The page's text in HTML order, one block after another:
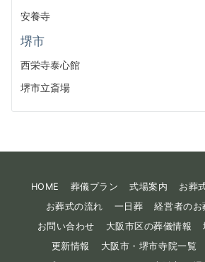
安養寺
堺市
西栄寺泰心館
堺市立斎場
HOME 葬儀プラン 式場案内 お葬
お葬式の流れ
一日葬 経営者のお
お問い合わせ
大阪市区の葬儀情報
更新情報
大阪市・堺市寺院一覧